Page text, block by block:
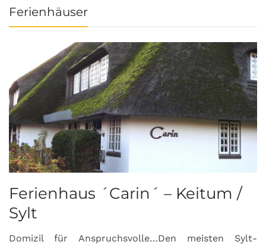
Ferienhäuser
Ferienhaus ´Carin´ – Keitum /
Sylt
Domizil für Anspruchsvolle…Den meisten Sylt-